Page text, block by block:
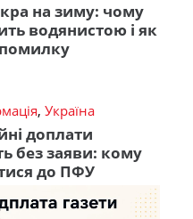
на зиму: чому
водянистою і як
, Україна
доплати
без заяви: кому
до ПФУ